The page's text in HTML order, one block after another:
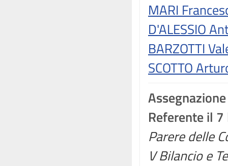
MARI
D'ALESSIO
BARZOTTI
SCOTTO
Assegnazione
Referente il
Parere delle
V Bilancio e